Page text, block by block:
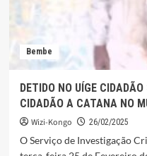
Bembe
DETIDO NO UÍGE
CIDADÃO A CATANA NO
Wizi-Kongo 26/02/2025
O Serviço de Investigação